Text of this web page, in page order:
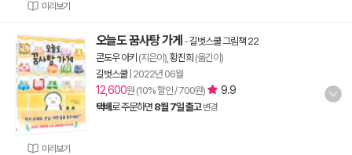
미리보기
미리보기
오늘도 꿈사탕 가게 -길벗스쿨 그림책 22
콘도우 아키 (지은이), 황진희 (옮긴이)
길벗스쿨| 2022년 06월
12,600원 (10% 할인 / 700원) 9.9
택배로 주문하면 8월 7일 출고 변경